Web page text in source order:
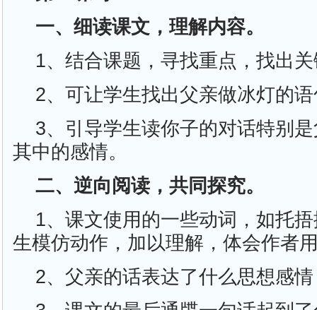
一、细读课文，理解内容。
1、结合课题，寻找重点，找出
2、可让学生找出父亲做冰灯的
3、引导学生读你子的对话特别
其中的感情。
二、逆向阅读，共同探究。
1、课文使用的一些动词，如托
生模仿动作，加以理解，体会作者
2、父亲的话表达了什么思想感